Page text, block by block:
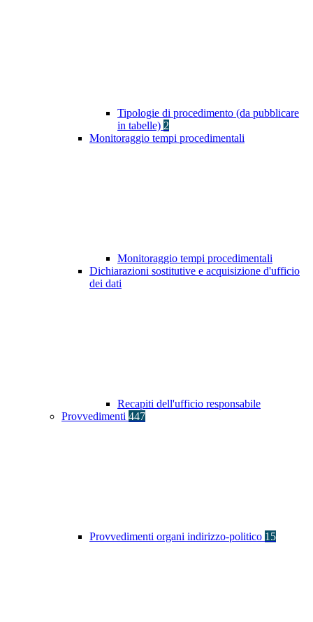
Tipologie di procedimento (da pubblicare
in tabelle) 2
Monitoraggio tempi procedimentali
Monitoraggio tempi procedimentali
Dichiarazioni sostitutive e acquisizione d'ufficio
dei dati
Recapiti dell'ufficio responsabile
Provvedimenti 447
Provvedimenti organi indirizzo-politico 15